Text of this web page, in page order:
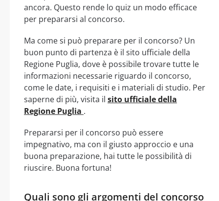
ancora. Questo rende lo quiz un modo efficace
per prepararsi al concorso.
Ma come si può preparare per il concorso? Un
buon punto di partenza è il sito ufficiale della
Regione Puglia, dove è possibile trovare tutte le
informazioni necessarie riguardo il concorso,
come le date, i requisiti e i materiali di studio. Per
saperne di più, visita il sito ufficiale della
Regione Puglia .
Prepararsi per il concorso può essere
impegnativo, ma con il giusto approccio e una
buona preparazione, hai tutte le possibilità di
riuscire. Buona fortuna!
Quali sono gli argomenti del concorso